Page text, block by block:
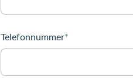
Pflichtfeld
Telefonnummer*